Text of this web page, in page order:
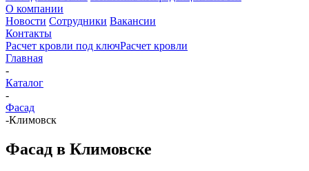
О компании
Новости Сотрудники Вакансии
Контакты
Расчет кровли под ключРасчет кровли
Главная
-
Каталог
-
Фасад
-Климовск
Фасад в Климовске